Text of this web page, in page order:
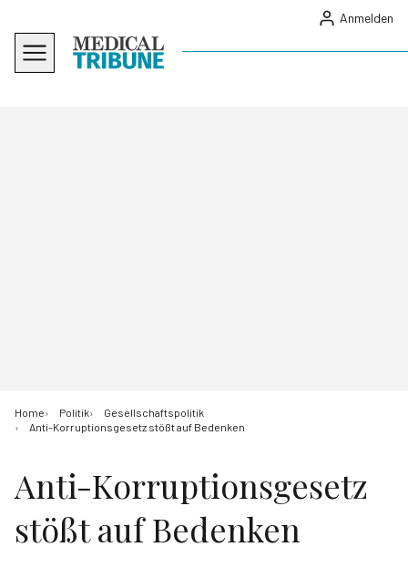
Anmelden
Home Politik
Gesellschaftspolitik
Anti-Korruptionsgesetz stößt auf Bedenken
Anti-Korruptionsgesetz
stößt auf Bedenken